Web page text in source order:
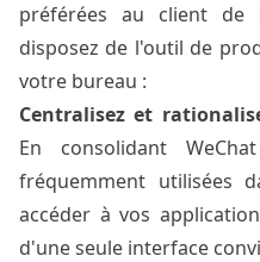
préférées au client de
disposez de l'outil de
votre bureau :
Centralisez et
En consolidant
fréquemment utilisées
accéder à vos
d'une seule interface